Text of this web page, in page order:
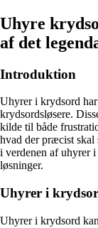
Uhyre
af det
Introduktion
Uhyrer i krydsord
krydsordsløsere.
kilde til både
hvad der præcist
i verdenen af uhyrer
løsninger.
Uhyrer i
Uhyrer i krydsord